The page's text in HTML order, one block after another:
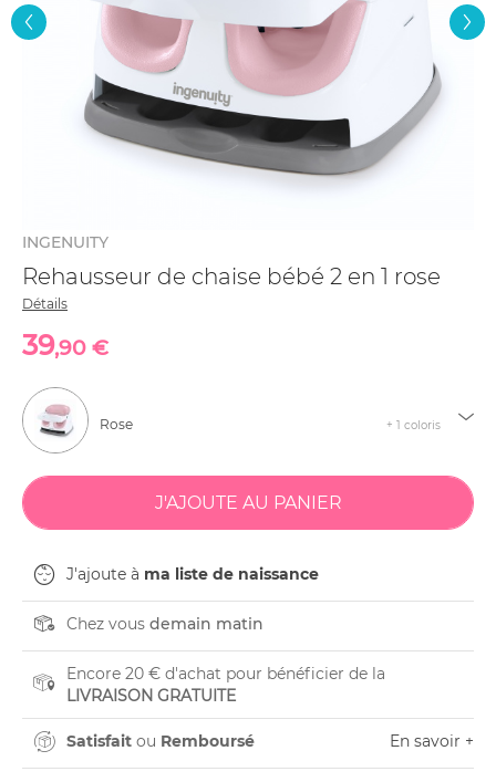
INGENUITY
Rehausseur de chaise bébé 2 en 1 rose
Détails
39,90 €
Rose + 1 coloris
J'ajoute à ma liste de naissance
Chez vous demain matin
Encore 20 € d'achat pour bénéficier de la
LIVRAISON GRATUITE
Satisfait ou Remboursé En savoir +